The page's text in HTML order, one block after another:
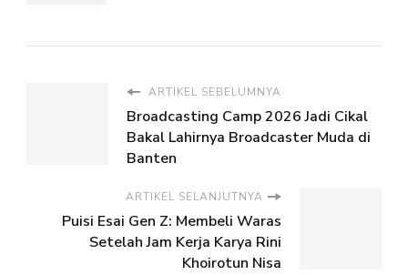
ARTIKEL SEBELUMNYA
Broadcasting Camp 2026 Jadi Cikal
Bakal Lahirnya Broadcaster Muda di
Banten
ARTIKEL SELANJUTNYA
Puisi Esai Gen Z: Membeli Waras
Setelah Jam Kerja Karya Rini
Khoirotun Nisa